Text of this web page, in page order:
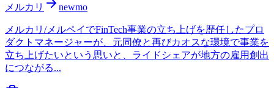
メルカリ
newmo
メルカリ/メルペイでFinTech事業の立ち上げを歴任したプロ
ダクトマネージャーが、元同僚と再びカオスな環境で事業を
立ち上げたいという思いと、ライドシェアが地方の雇用創出
につながる...